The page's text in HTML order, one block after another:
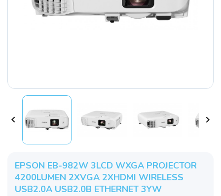
 
EPSON EB-982W 3LCD WXGA PROJECTOR
4200LUMEN 2XVGA 2XHDMI WIRELESS
USB2.0A USB2.0B ETHERNET 3YW